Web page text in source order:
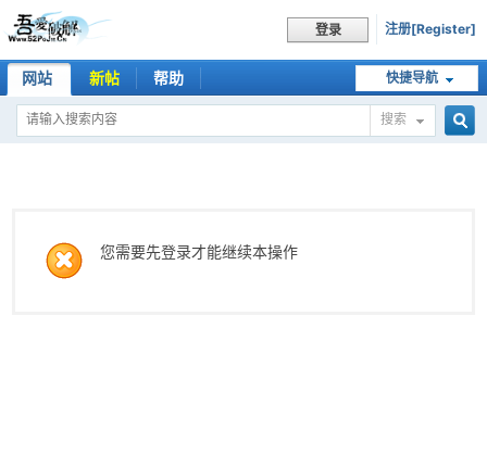
登录 注册[Register]
快捷导航
网站 新帖 帮助
搜索
您需要先登录才能继续本操作